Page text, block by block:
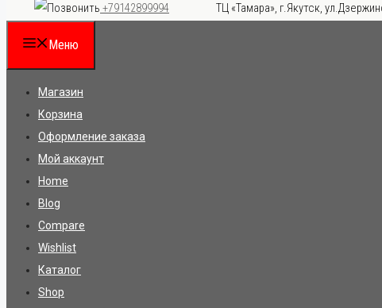
+79142899994 ТЦ «Тамара», г.Якутск,
Меню
Магазин
Корзина
Оформление заказа
Мой аккаунт
Home
Blog
Compare
Wishlist
Каталог
Shop